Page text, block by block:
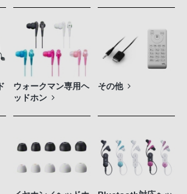
ウォークマン専用ヘ
ッドホン
その他